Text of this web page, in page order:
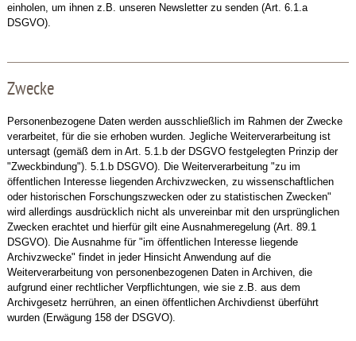
einholen, um ihnen z.B. unseren Newsletter zu senden (Art. 6.1.a
DSGVO).
Zwecke
Personenbezogene Daten werden ausschließlich im Rahmen der Zwecke
verarbeitet, für die sie erhoben wurden. Jegliche Weiterverarbeitung ist
untersagt (gemäß dem in Art. 5.1.b der DSGVO festgelegten Prinzip der
"Zweckbindung"). 5.1.b DSGVO). Die Weiterverarbeitung "zu im
öffentlichen Interesse liegenden Archivzwecken, zu wissenschaftlichen
oder historischen Forschungszwecken oder zu statistischen Zwecken"
wird allerdings ausdrücklich nicht als unvereinbar mit den ursprünglichen
Zwecken erachtet und hierfür gilt eine Ausnahmeregelung (Art. 89.1
DSGVO). Die Ausnahme für "im öffentlichen Interesse liegende
Archivzwecke" findet in jeder Hinsicht Anwendung auf die
Weiterverarbeitung von personenbezogenen Daten in Archiven, die
aufgrund einer rechtlicher Verpflichtungen, wie sie z.B. aus dem
Archivgesetz herrühren, an einen öffentlichen Archivdienst überführt
wurden (Erwägung 158 der DSGVO).